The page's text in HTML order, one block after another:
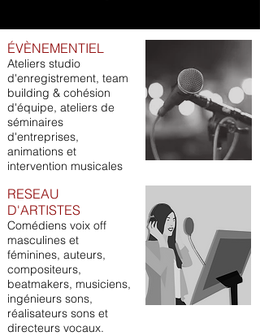
ÉVÈNEMENTIEL
Ateliers studio
d'enregistrement, team
building & cohésion
d'équipe, ateliers de
séminaires
d'entreprises,
animations et
intervention musicales
RESEAU
D'ARTISTES
Comédiens voix off
masculines et
féminines, auteurs,
compositeurs,
beatmakers, musiciens,
ingénieurs sons,
réalisateurs sons et
directeurs vocaux.